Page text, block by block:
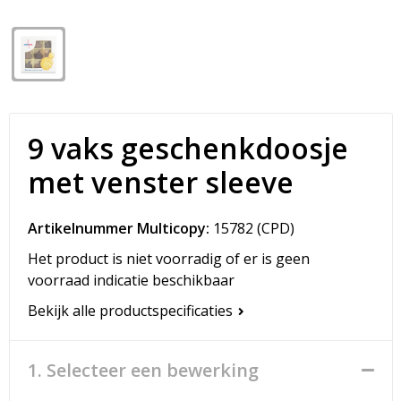
Spellen voor binnen en buiten
Veiligheid, Auto en Fiets
Vrije tijd en Strand
Opvouwbare tassen
Promotietassen
Reistassen
Rugzakken
Schoenentassen
Schoudertassen
Sporttassen
9 vaks geschenkdoosje
met venster sleeve
Artikelnummer Multicopy: 15782 (CPD)
Het product is niet voorradig of er is geen
voorraad indicatie beschikbaar
Bekijk alle productspecificaties
1. Selecteer een bewerking